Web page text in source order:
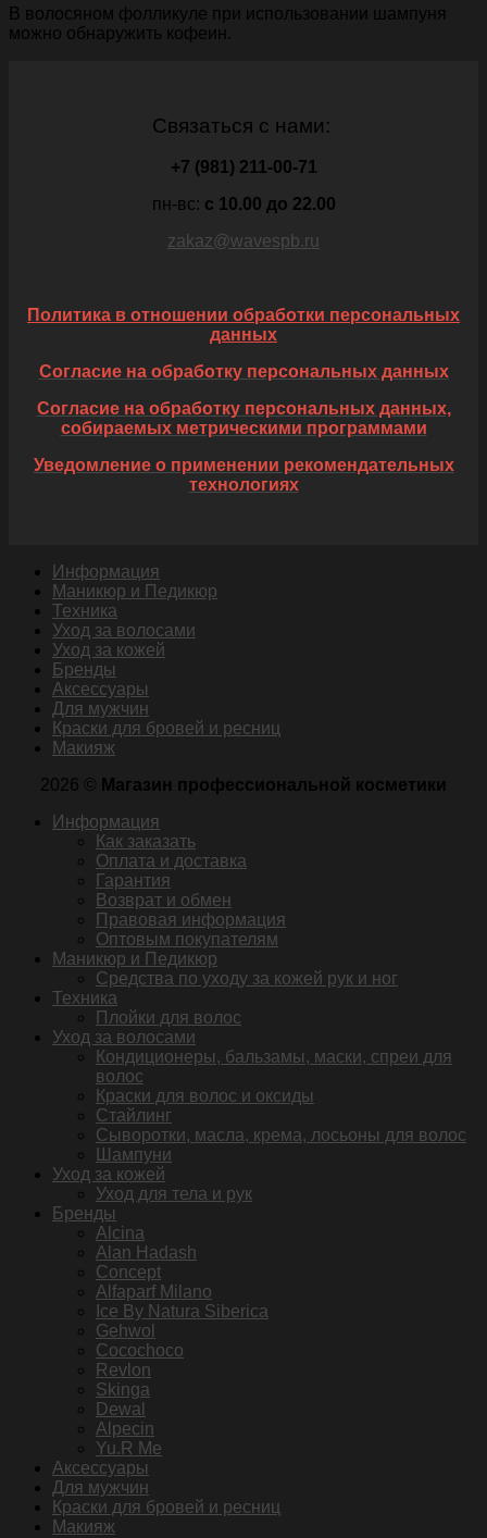
В волосяном фолликуле при использовании шампуня
можно обнаружить кофеин.
Связаться с нами:
+7 (981) 211-00-71
пн-вс: c 10.00 до 22.00
zakaz@wavespb.ru
Политика в отношении обработки персональных
данных
Согласие на обработку персональных данных
Согласие на обработку персональных данных,
собираемых метрическими программами
Уведомление о применении рекомендательных
технологиях
Информация
Маникюр и Педикюр
Техника
Уход за волосами
Уход за кожей
Бренды
Аксессуары
Для мужчин
Краски для бровей и ресниц
Макияж
2026 ©
Магазин профессиональной косметики
Информация
Как заказать
Оплата и доставка
Гарантия
Возврат и обмен
Правовая информация
Оптовым покупателям
Маникюр и Педикюр
Средства по уходу за кожей рук и ног
Техника
Плойки для волос
Уход за волосами
Кондиционеры, бальзамы, маски, спреи для
волос
Краски для волос и оксиды
Стайлинг
Сыворотки, масла, крема, лосьоны для волос
Шампуни
Уход за кожей
Уход для тела и рук
Бренды
Alcina
Alan Hadash
Concept
Alfaparf Milano
Ice By Natura Siberica
Gehwol
Cocochoco
Revlon
Skinga
Dewal
Alpecin
Yu.R Me
Аксессуары
Для мужчин
Краски для бровей и ресниц
Макияж